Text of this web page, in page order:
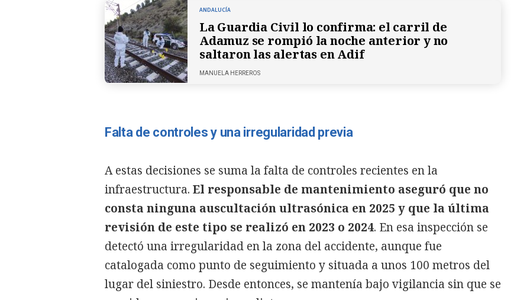
ANDALUCÍA
La Guardia Civil lo confirma: el carril de
Adamuz se rompió la noche anterior y no
saltaron las alertas en Adif
MANUELA HERREROS
Falta de controles y una irregularidad previa
A estas decisiones se suma la falta de controles recientes en la
infraestructura. El responsable de mantenimiento aseguró que no
consta ninguna auscultación ultrasónica en 2025 y que la última
revisión de este tipo se realizó en 2023 o 2024. En esa inspección se
detectó una irregularidad en la zona del accidente, aunque fue
catalogada como punto de seguimiento y situada a unos 100 metros del
lugar del siniestro. Desde entonces, se mantenía bajo vigilancia sin que se